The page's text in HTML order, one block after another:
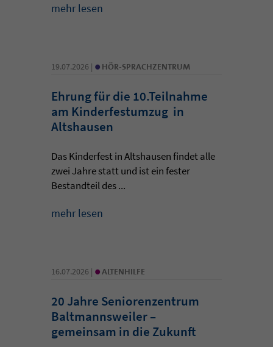
mehr lesen
19.07.2026 | • HÖR-SPRACHZENTRUM
Ehrung für die 10.Teilnahme
am Kinderfestumzug in
Altshausen
Das Kinderfest in Altshausen findet alle
zwei Jahre statt und ist ein fester
Bestandteil des ...
mehr lesen
16.07.2026 | • ALTENHILFE
20 Jahre Seniorenzentrum
Baltmannsweiler –
gemeinsam in die Zukunft